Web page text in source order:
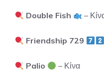
Double Fish –
Friendship 729
Palio – Κίνα